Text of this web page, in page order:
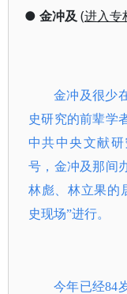
● 金冲及 (进入专
金冲及很少
史研究的前辈学
中共中央文献
号，金冲及那间
林彪、林立果的
史现场”进行。
今年已经84